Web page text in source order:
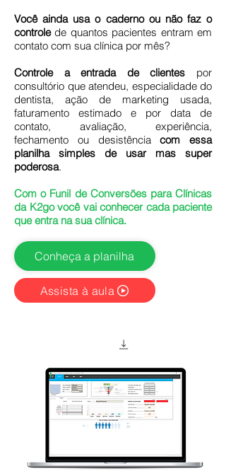
Você ainda usa o caderno ou não faz o
controlede quantos pacientes entram em
contato com sua clínica por mês?
Controle a entrada de clientes por
consultório que atendeu, especialidade do
dentista, ação de marketing usada,
faturamento estimado e por data de
contato, avaliação, experiência,
fechamento ou desistênciacom essa
planilha simples de usar mas super
poderosa.
Com o Funil de Conversões para Clínicas
da K2go você vai conhecer cada paciente
que entra na sua clínica.
Conheça a planilha
Assista à aula